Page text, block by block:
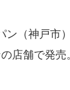
ン（神戸市
店舗で発売